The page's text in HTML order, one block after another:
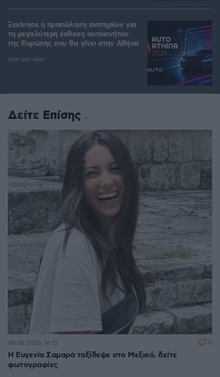
Ξεκίνησε η προπώληση εισιτηρίων για
τη μεγαλύτερη έκθεση αυτοκινήτου
της Ευρώπης που θα γίνει στην Αθήνα
πριν μία ώρα
Δείτε Επίσης
Η Ευγενία Σαμαρά ταξίδεψε στο Μεξικό, δείτε
φωτογραφίες
08.08.2026, 16:15 8